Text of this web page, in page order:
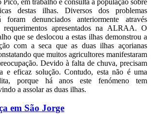
destas ilhas. Diversos dos problemas
foram denunciados anteriormente através
apresentados na ALRAA. O
que se deslocou a estas ilhas demonstrou a
com a seca que as duas ilhas açorianas
que muitos agricultores manifestaram
Devido à falta de chuva, precisam
e eficaz solução. Contudo, esta não é uma
porque há anos este fenómeno tem
a assolar as duas ilhas.
em São Jorge